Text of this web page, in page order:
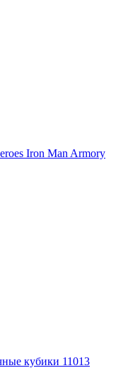
Iron Man Armory
кубики 11013